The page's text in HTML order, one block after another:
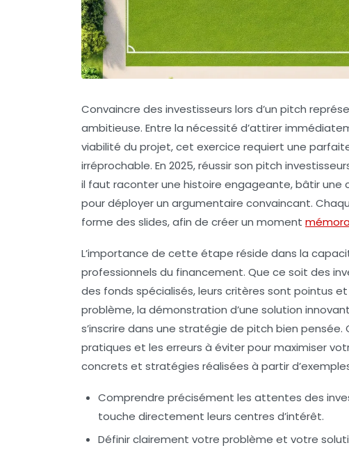
Convaincre des investisseurs lors d’un pitch
ambitieuse. Entre la nécessité d’attirer
viabilité du projet, cet exercice requiert une
irréprochable. En 2025, réussir son pitch
il faut raconter une histoire engageante, bâtir
pour déployer un argumentaire convaincant.
forme des slides, afin de créer un moment
L’importance de cette étape réside dans la
professionnels du financement. Que ce soit des
des fonds spécialisés, leurs critères sont pointus
problème, la démonstration d’une solution
s’inscrire dans une stratégie de pitch bien
pratiques et les erreurs à éviter pour maximiser
concrets et stratégies réalisées à partir
Comprendre précisément les attentes des
touche directement leurs centres d’intérêt.
Définir clairement votre problème et votre